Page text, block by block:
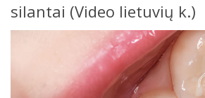
silantai (Video lietuvių k.)